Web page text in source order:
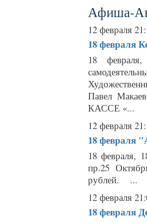
Афиша-
12 февраля
18 февраля
18
Павел
КАССЕ «...
12 февраля
18 февраля
18 февраля,
пр.25
рублей. ...
12 февраля
18 февраля